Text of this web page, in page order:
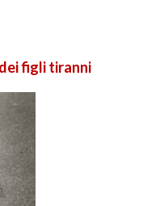
figli tiranni